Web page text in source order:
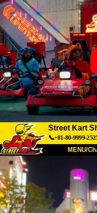
Street Kart
📞+81-80-9999-
MENU/
À Propos
Accès